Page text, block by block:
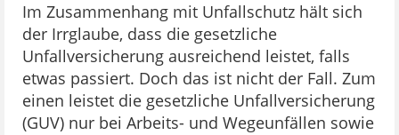
Im Zusammenhang mit Unfallschutz hält sich
der Irrglaube, dass die gesetzliche
Unfallversicherung ausreichend leistet, falls
etwas passiert. Doch das ist nicht der Fall. Zum
einen leistet die gesetzliche Unfallversicherung
(GUV) nur bei Arbeits- und Wegeunfällen sowie